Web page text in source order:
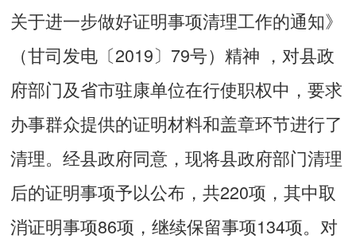
关于进一步做好证明事项清理工作的通知》
（甘司发电〔2019〕79号）精神 ，对县政
府部门及省市驻康单位在行使职权中，要求
办事群众提供的证明材料和盖章环节进行了
清理。经县政府同意，现将县政府部门清理
后的证明事项予以公布，共220项，其中取
消证明事项86项，继续保留事项134项。对